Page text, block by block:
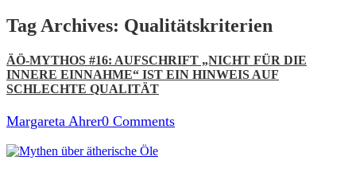
Tag Archives: Qualitätskriterien
ÄÖ-MYTHOS #16: AUFSCHRIFT „NICHT FÜR DIE
INNERE EINNAHME“ IST EIN HINWEIS AUF
SCHLECHTE QUALITÄT
Margareta Ahrer0 Comments